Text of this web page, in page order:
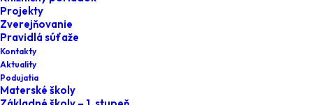
Projekty
Zverejňovanie
Pravidlá súťaže
Kontakty
Aktuality
Podujatia
Materské školy
Materské školy - O